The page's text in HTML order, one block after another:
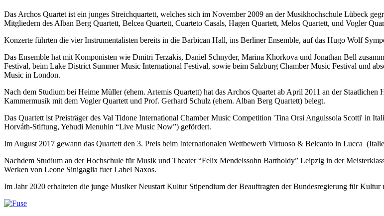
Das Archos Quartet ist ein junges Streichquartett, welches sich im November 2009 an der Musikhochschule Lübeck
Mitgliedern des Alban Berg Quartett, Belcea Quartett, Cuarteto Casals, Hagen Quartett, Melos Quartett, und Vogler
Konzerte führten die vier Instrumentalisten bereits in die Barbican Hall, ins Berliner Ensemble, auf das Hugo Wolf
Das Ensemble hat mit Komponisten wie Dmitri Terzakis, Daniel Schnyder, Marina Khorkova und Jonathan Bell
Festival, beim Lake District Summer Music International Festival, sowie beim Salzburg Chamber Music Festival und
Music in London.
Nach dem Studium bei Heime Müller (ehem. Artemis Quartett) hat das Archos Quartet ab April 2011 an der
Kammermusik mit dem Vogler Quartett und Prof. Gerhard Schulz (ehem. Alban Berg Quartett) belegt.
Das Quartett ist Preisträger des Val Tidone International Chamber Music Competition 'Tina Orsi Anguissola Scotti' in
Horváth-Stiftung, Yehudi Menuhin “Live Music Now”) gefördert.
Im August 2017 gewann das Quartett den 3. Preis beim Internationalen Wettbewerb Virtuoso & Belcanto in Lucca
Nachdem Studium an der Hochschule für Musik und Theater “Felix Mendelssohn Bartholdy” Leipzig in der
Werken von Leone Sinigaglia fuer Label Naxos.
Im Jahr 2020 erhalteten die junge Musiker Neustart Kultur Stipendium der Beauftragten der Bundesregierung für